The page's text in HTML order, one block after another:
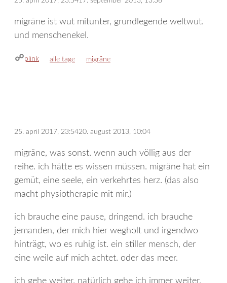
migräne ist wut mitunter, grundlegende weltwut.
und menschenekel.
plink kategorien
alle tage schlagwörter
migräne
25. april 2017, 23:5420. august 2013, 10:04
migräne, was sonst. wenn auch völlig aus der
reihe. ich hätte es wissen müssen. migräne hat ein
gemüt, eine seele, ein verkehrtes herz. (das also
macht physiotherapie mit mir.)
ich brauche eine pause, dringend. ich brauche
jemanden, der mich hier wegholt und irgendwo
hinträgt, wo es ruhig ist. ein stiller mensch, der
eine weile auf mich achtet. oder das meer.
ich gehe weiter. natürlich gehe ich immer weiter.